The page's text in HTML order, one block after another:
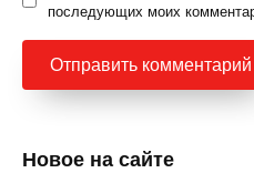
последующих моих
Новое на сайте